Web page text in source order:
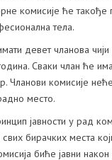
комисије ће такође
тела.
девет чланова
Сваки члан ће
Чланови комисије
место.
јавности у рад
бирачких места
биће јавни након